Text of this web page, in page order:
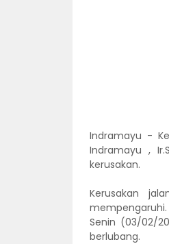
Indramayu -
Indramayu ,
kerusakan.
Kerusakan
Senin (03/02/
berlubang.